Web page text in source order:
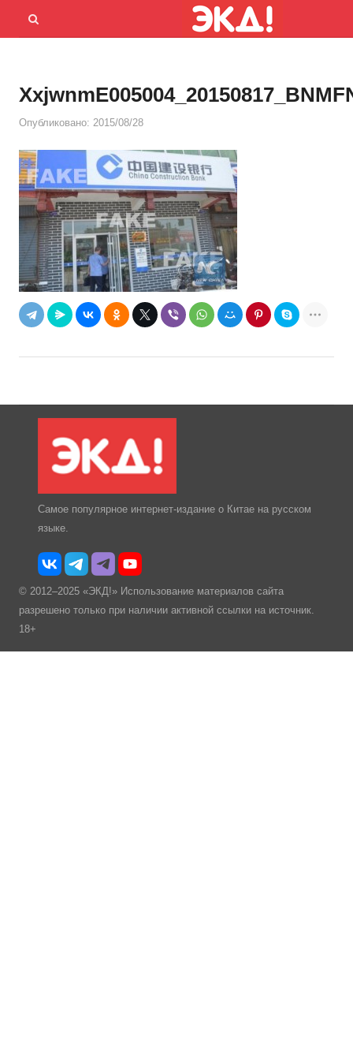
Menu
Открыть
Опубликовано: 2015/08/28
Самое популярное интернет-издание о Китае на русском
языке.
© 2012–2025 «ЭКД!» Использование материалов сайта
разрешено только при наличии активной ссылки на источник.
18+